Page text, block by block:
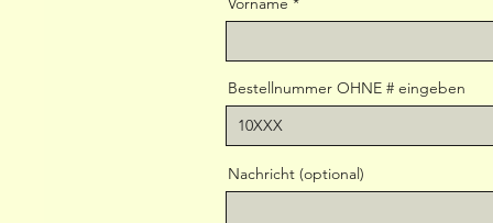
Bestellnummer OHNE # eingeben
Nachricht (optional)